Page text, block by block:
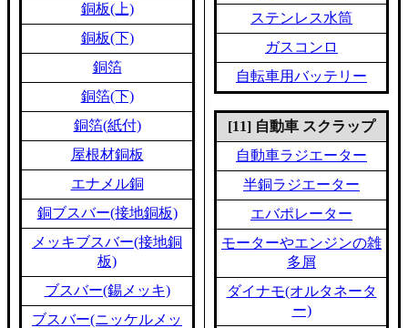
銅板(上)
銅板(下)
銅箔
銅箔(下)
銅箔(紙付)
屋根材銅板
エナメル銅
銅ブスバー(接地銅板)
メッキブスバー(接地銅
板)
ブスバー(錫メッキ)
ブスバー(ニッケルメッ
ステンレス水筒
ガスコンロ
自転車用バッテリー
[11] 自動車 スクラップ
自動車ラジエーター
半銅ラジエーター
エバポレーター
モーターやエンジンの雑
多屑
ダイナモ(オルタネータ
ー)